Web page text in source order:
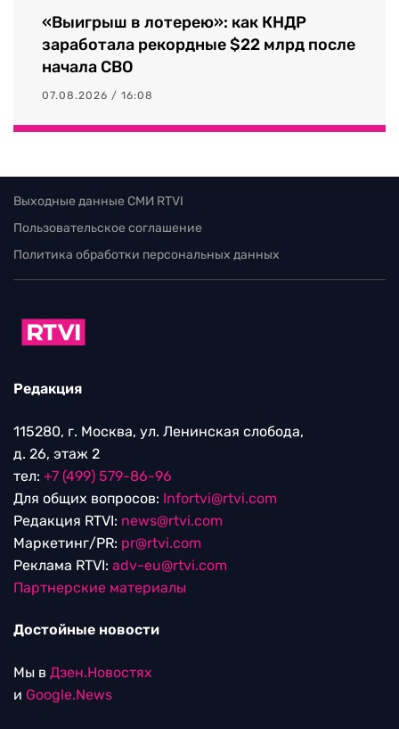
«Выигрыш в лотерею»: как КНДР
заработала рекордные $22 млрд после
начала СВО
07.08.2026 / 16:08
Выходные данные СМИ RTVI
Пользовательское соглашение
Политика обработки персональных данных
Редакция
115280, г. Москва, ул. Ленинская слобода,
д. 26, этаж 2
тел: +7 (499) 579-86-96
Для общих вопросов: Infortvi@rtvi.com
Редакция RTVI: news@rtvi.com
Маркетинг/PR: pr@rtvi.com
Реклама RTVI: adv-eu@rtvi.com
Партнерские материалы
Достойные новости
Мы в Дзен.Новостях
и Google.News